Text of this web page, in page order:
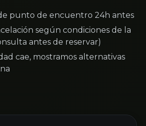
punto de encuentro 24h antes
según condiciones de la
antes de reservar)
cae, mostramos alternativas